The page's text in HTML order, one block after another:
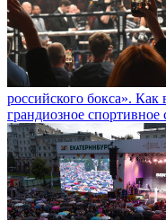
российского бокса».
грандиозное спортивное